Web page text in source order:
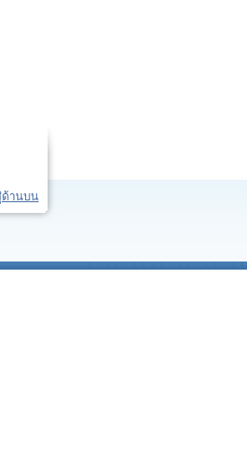
ด้านบน